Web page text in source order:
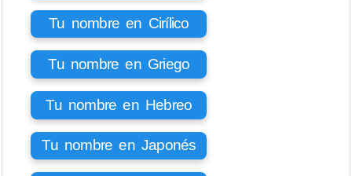
Tu nombre en Cirílico
Tu nombre en Griego
Tu nombre en Hebreo
Tu nombre en Japonés